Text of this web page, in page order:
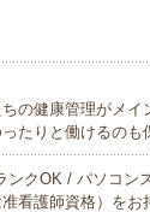
の健康管理がメ
たりと働けるの
ンクOK / パソコン
看護師資格）を